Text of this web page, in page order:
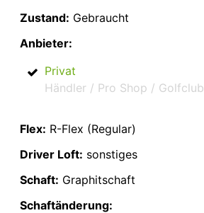
Zustand: Gebraucht
Anbieter:
Privat
Händler / Pro Shop / Golfclub
Flex: R-Flex (Regular)
Driver Loft: sonstiges
Schaft: Graphitschaft
Schaftänderung: